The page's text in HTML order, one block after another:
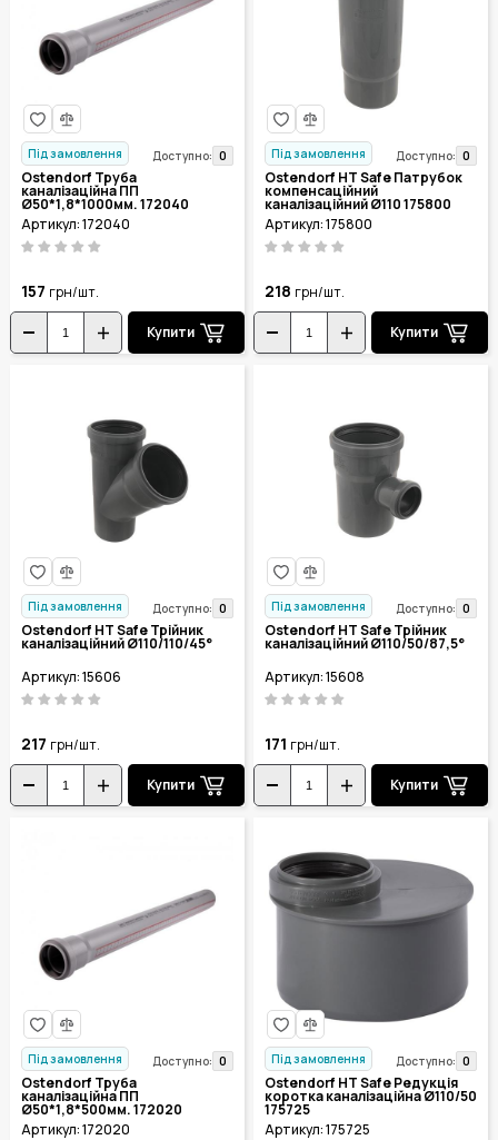
Під замовлення Доступно: 0
Ostendorf Труба
каналізаційна ПП
Ø50*1,8*1000мм. 172040
Артикул: 172040
157 грн/шт.
Купити
Під замовлення Доступно: 0
Ostendorf HT Safe Патрубок
компенсаційний
каналізаційний Ø110 175800
Артикул: 175800
218 грн/шт.
Купити
Під замовлення Доступно: 0
Ostendorf HT Safe Трійник
каналізаційний Ø110/110/45°
Артикул: 15606
217 грн/шт.
Купити
Під замовлення Доступно: 0
Ostendorf HT Safe Трійник
каналізаційний Ø110/50/87,5°
Артикул: 15608
171 грн/шт.
Купити
Під замовлення Доступно: 0
Ostendorf Труба
каналізаційна ПП
Ø50*1,8*500мм. 172020
Артикул: 172020
Під замовлення Доступно: 0
Ostendorf HT Safe Редукція
коротка каналізаційна Ø110/50
175725
Артикул: 175725